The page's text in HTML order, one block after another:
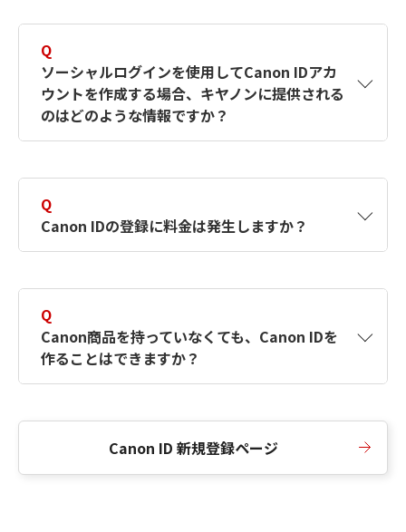
す。詳しい作成方法は【カメラ】Canon IDとは
何ですか？Canon IDの作成方法は？をご確認く
ださい。
Q
ソーシャルログインを使用してCanon IDアカ
ウントを作成する場合、キヤノンに提供される
のはどのような情報ですか？
択したサービスから取得します。アカウントを
簡単に作成できるように、この情報を使用して
Canon IDの登録フォームを入力します。
Q
Canon IDの登録に料金は発生しますか？
Q
Canon商品を持っていなくても、Canon IDを
作ることはできますか？
Canon ID 新規登録ページ